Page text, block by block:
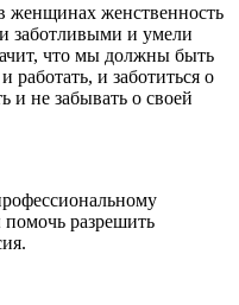
женщинах женственность
заботливыми и умели
что мы должны быть
и заботиться о
и не забывать о своей
помочь разрешить